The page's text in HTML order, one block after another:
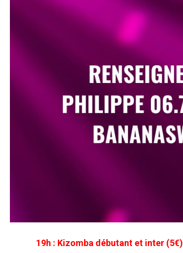
19h : Kizomba débutant et inter (5€)